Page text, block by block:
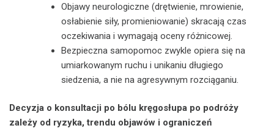
Objawy neurologiczne (drętwienie, mrowienie,
osłabienie siły, promieniowanie) skracają czas
oczekiwania i wymagają oceny różnicowej.
Bezpieczna samopomoc zwykle opiera się na
umiarkowanym ruchu i unikaniu długiego
siedzenia, a nie na agresywnym rozciąganiu.
Decyzja o konsultacji po bólu kręgosłupa po podróży
zależy od ryzyka, trendu objawów i ograniczeń